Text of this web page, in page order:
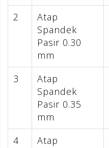
2
Atap
Spandek
Pasir 0.30
mm
3
Atap
Spandek
Pasir 0.35
mm
4
Atap